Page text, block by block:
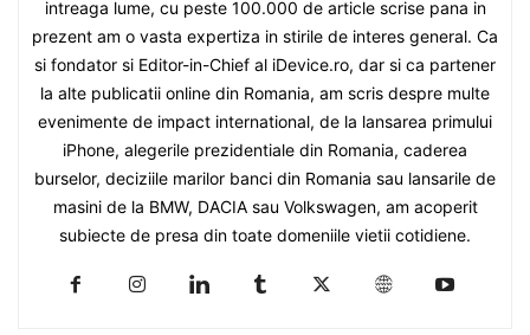
intreaga lume, cu peste 100.000 de article scrise pana in
prezent am o vasta expertiza in stirile de interes general. Ca
si fondator si Editor-in-Chief al iDevice.ro, dar si ca partener
la alte publicatii online din Romania, am scris despre multe
evenimente de impact international, de la lansarea primului
iPhone, alegerile prezidentiale din Romania, caderea
burselor, deciziile marilor banci din Romania sau lansarile de
masini de la BMW, DACIA sau Volkswagen, am acoperit
subiecte de presa din toate domeniile vietii cotidiene.